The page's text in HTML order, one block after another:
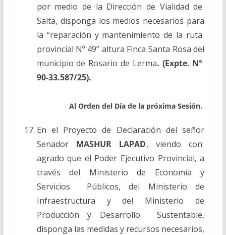
por medio de la Dirección de Vialidad de
Salta, disponga los medios necesarios para
la “reparación y mantenimiento de la ruta
provincial Nº 49” altura Finca Santa Rosa del
municipio de Rosario de Lerma. (Expte. N°
90-33.587/25).
Al Orden del Día de la próxima Sesión.
En el Proyecto de Declaración del señor
Senador MASHUR LAPAD, viendo con
agrado que el Poder Ejecutivo Provincial, a
través del Ministerio de Economía y
Servicios Públicos, del Ministerio de
Infraestructura y del Ministerio de
Producción y Desarrollo Sustentable,
disponga las medidas y recursos necesarios,